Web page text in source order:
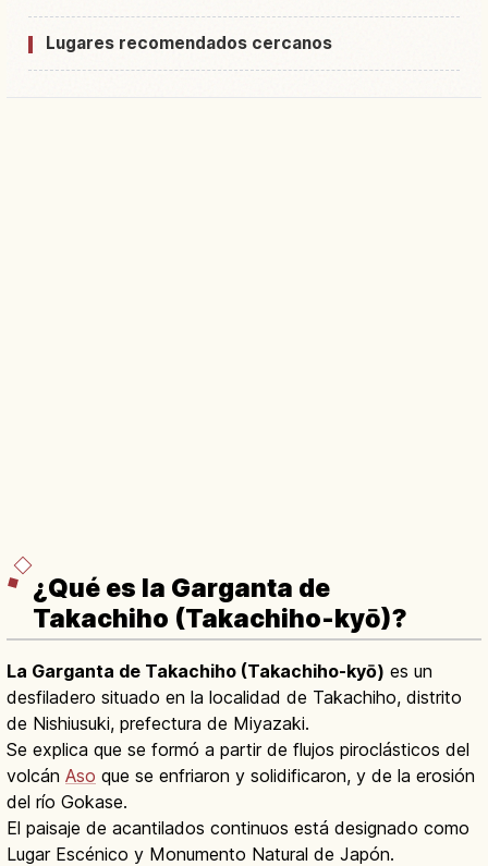
Lugares recomendados cercanos
¿Qué es la Garganta de
Takachiho (Takachiho-kyō)?
La Garganta de Takachiho (Takachiho-kyō) es un
desfiladero situado en la localidad de Takachiho, distrito
de Nishiusuki, prefectura de Miyazaki.
Se explica que se formó a partir de flujos piroclásticos del
volcán Aso que se enfriaron y solidificaron, y de la erosión
del río Gokase.
El paisaje de acantilados continuos está designado como
Lugar Escénico y Monumento Natural de Japón.